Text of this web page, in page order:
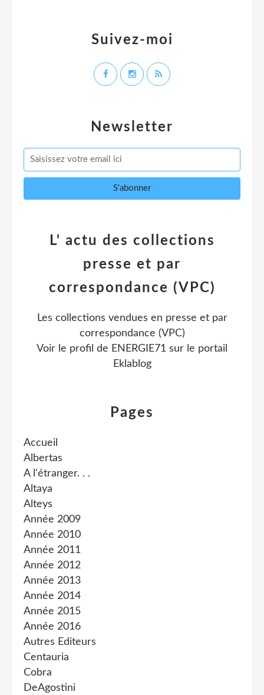
Newsletter
Pages
Accueil
Albertas
A l'étranger. . .
Altaya
Alteys
Année 2009
Année 2010
Année 2011
Année 2012
Année 2013
Année 2014
Année 2015
Année 2016
Autres Editeurs
Centauria
Cobra
DeAgostini
L' actu des collections
presse et par
correspondance (VPC)
Les collections vendues en presse et par
correspondance (VPC)
Voir le profil de ENERGIE71 sur le portail
Eklablog
Suivez-moi